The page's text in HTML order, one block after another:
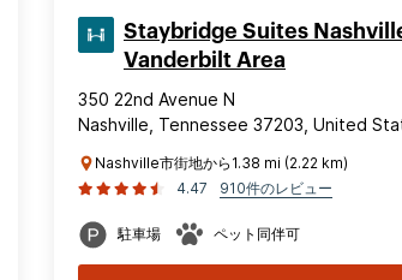
Staybridge Suites
Vanderbilt Area
350 22nd Avenue N
Nashville, Tennessee 37203, United
Nashville市街地から1.38 mi (2.22 km)
4.47
910件のレビュー
駐車場 ペット同伴可